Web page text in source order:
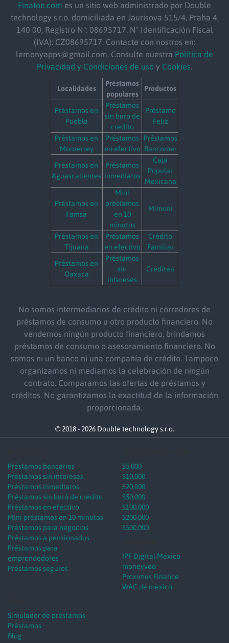
Finaton.com es un sitio web administrado por Double
technology s.r.o. domiciliada en Jaurisova 515/4, Praha 4,
140 00, Registro Nº: 08695717. Nº Identificación Fiscal
(IVA): CZ08695717. Contacte con nostros en:
lemonyapps@gmail.com. Consulte nuestra Política de
Privacidad y Condiciones de uso y Cookies.
Localidades
Préstamos
populares
Productos
Préstamos en
Puebla
Préstamos
sin buro de
credito
Préstamo
Feliz
Préstamos en
Monterrey
Préstamos
en efectivo
Préstamos
Bancomer
Préstamos en
Aguascalientes
Préstamos
inmediatos
Caja
Popular
Mexicana
Préstamos en
Famsa
Mini
préstamos
en 10
minutos
Mimoni
Préstamos en
Tijuana
Préstamos
en efectivo
Crédito
Familiar
Préstamos en
Oaxaca
Préstamos
sin
intereses
Creditea
No somos intermediarios de crédito ni corredores de
préstamos de consumo u otro producto financiero. No
vendemos ningún producto financiero, brindamos
préstamos de consumo o asesoramiento financiero. No
somos ni un banco ni una compañía de crédito. Tampoco
organizamos ni mediamos la celebración de ningún
contrato. Comparamos las ofertas de préstamos y
créditos. No garantizamos la exactitud de la información
proporcionada.
© 2018 - 2026 Double technology s.r.o.
Préstamos bancarios
Préstamos sin intereses
Préstamos inmediatos
Préstamos sin buró de crédito
Préstamos en efectivo
Mini préstamos en 10 minutos
Préstamos para negocios
Préstamos a pensionados
Préstamos para
emprendedores
Préstamos seguros
$5,000
$10,000
$20,000
$50,000
$100,000
$200,000
$500,000
IPF Digital México
moneyveo
Proximus Finance
WAC de mexico
Simulador de préstamos
Préstamos
Blog